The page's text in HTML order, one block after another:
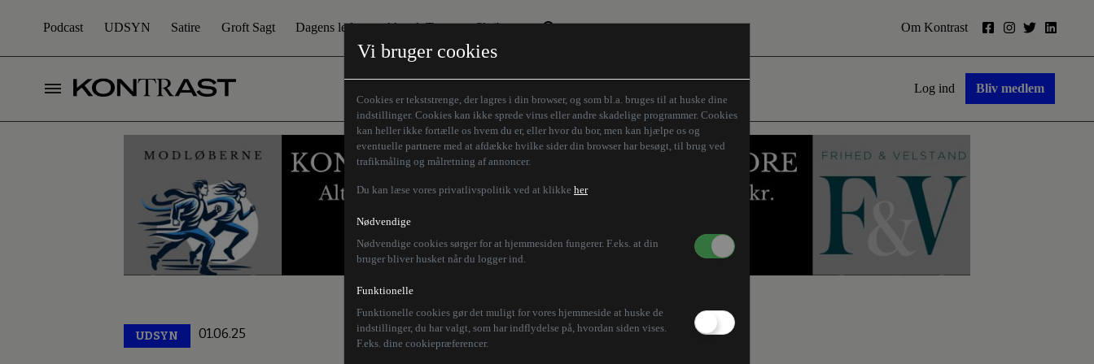
Vi bruger cookies
Cookies er tekststrenge, der lagres i din browser, og som bl.a. bruges til at huske dine
indstillinger. Cookies kan ikke sprede virus eller andre skadelige programmer. Cookies
kan heller ikke fortælle os hvem du er, eller hvor du bor, men kan hjælpe os og
eventuelle partnere med at afdække hvilke sider din browser har besøgt, til brug ved
trafikmåling og målretning af annoncer.
Du kan læse vores privatlivspolitik ved at klikke her
Nødvendige
Nødvendige cookies sørger for at hjemmesiden fungerer. F.eks. at din
bruger bliver husket når du logger ind.
Funktionelle
Funktionelle cookies gør det muligt for vores hjemmeside at huske de
indstillinger, du har valgt, som har indflydelse på, hvordan siden vises.
F.eks. dine cookiepræferencer.
Podcast UDSYN Satire Groft Sagt Dagens leder Aktuelt Tema
Den borgelige brille
Humaniora forfra
Store Danskere
Skribenter
Z-aksen
Om Kontrast
Log ind Bliv medlem
UDSYN 01.06.25